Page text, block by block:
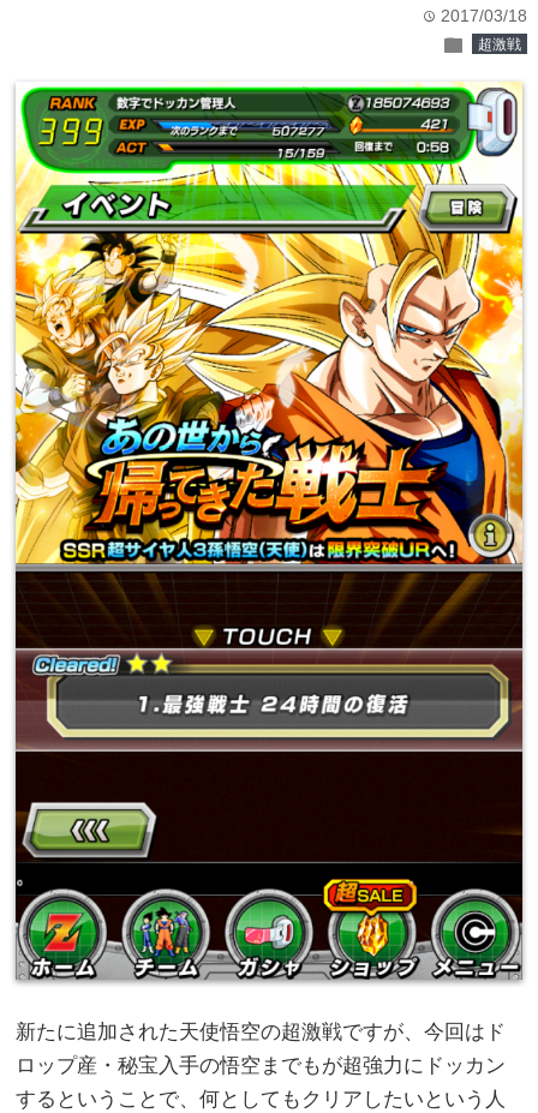
time 2017/03/18
folder 超激戦
新たに追加された天使悟空の超激戦ですが、今回はド
ロップ産・秘宝入手の悟空までもが超強力にドッカン
するということで、何としてもクリアしたいという人